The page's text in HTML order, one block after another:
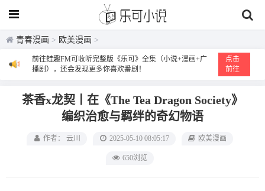
青春漫画 > 欧美漫画 >
前往蛙趣FM可收听完整版《乐可》全集（小说+漫画+广
播剧），还会发现更多你喜欢番剧！
点击
前往
茶香x龙契丨在《The Tea Dragon Society》
编织治愈与羁绊的奇幻物语
作者： 云川 2025-05-10 08:05:17 欧美漫画
650浏览